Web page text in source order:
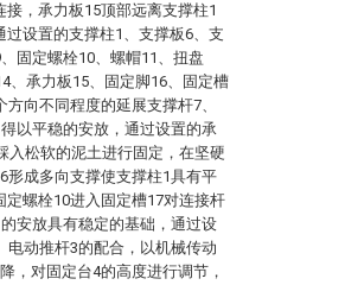
，承力板15顶部远离支撑柱1
过设置的支撑柱1、支撑板6、支
固定螺栓10、螺帽11、扭盘
、承力板15、固定脚16、固定槽
向不同程度的延展支撑杆7、
以平稳的安放，通过设置的承
入松软的泥土进行固定，在坚硬
形成多向支撑使支撑柱1具有平
定螺栓10进入固定槽17对连接杆
安放具有稳定的基础，通过设
电动推杆3的配合，以机械传动
，对固定台4的高度进行调节，